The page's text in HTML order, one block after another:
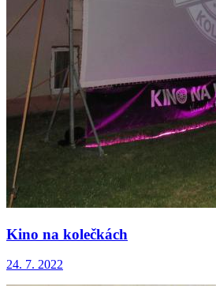
Kino na kolečkách
24. 7. 2022